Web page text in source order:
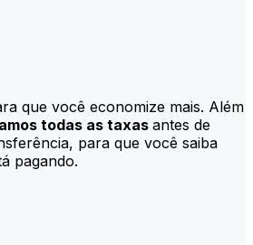
que você economize mais. Além
todas as taxas antes de
para que você saiba
pagando.